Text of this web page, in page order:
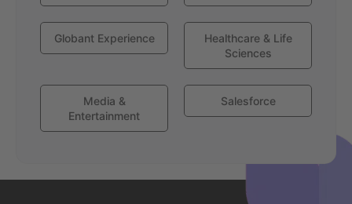
Globant Experience
Healthcare & Life
Sciences
Media &
Entertainment
Salesforce